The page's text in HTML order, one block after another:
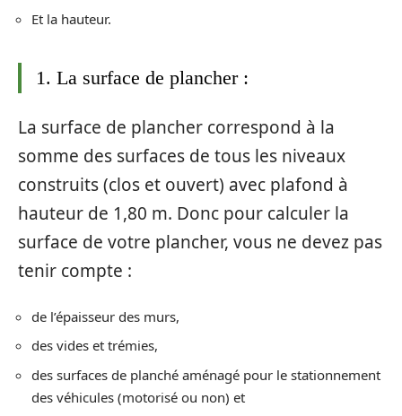
Et la hauteur.
1. La surface de plancher :
La surface de plancher correspond à la
somme des surfaces de tous les niveaux
construits (clos et ouvert) avec plafond à
hauteur de 1,80 m. Donc pour calculer la
surface de votre plancher, vous ne devez pas
tenir compte :
de l’épaisseur des murs,
des vides et trémies,
des surfaces de planché aménagé pour le stationnement
des véhicules (motorisé ou non) et